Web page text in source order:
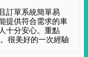
訂單系統簡單易
提供符合需求的車
十分安心。重點
很美好的一次經驗